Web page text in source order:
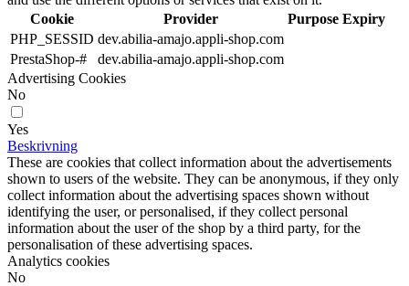
Cookie
Provider Purpose Expiry
PHP_SESSID dev.abilia-amajo.appli-shop.com
PrestaShop-#
dev.abilia-amajo.appli-shop.com
Advertising Cookies
No
Yes
Beskrivning
These are cookies that collect information about the advertisements
shown to users of the website. They can be anonymous, if they only
collect information about the advertising spaces shown without
identifying the user, or personalised, if they collect personal
information about the user of the shop by a third party, for the
personalisation of these advertising spaces.
Analytics cookies
No